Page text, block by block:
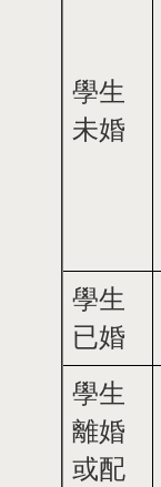
學生
未婚
學生
已婚
學生
離婚
或配